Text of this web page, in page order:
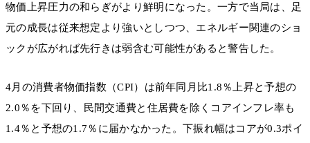
物価上昇圧力の和らぎがより鮮明になった。一方で当局は、足
元の成長は従来想定より強いとしつつ、エネルギー関連のショ
ックが広がれば先行きは弱含む可能性があると警告した。
4月の消費者物価指数（CPI）は前年同月比1.8％上昇と予想の
2.0％を下回り、民間交通費と住居費を除くコアインフレ率も
1.4％と予想の1.7％に届かなかった。下振れ幅はコアが0.3ポイ